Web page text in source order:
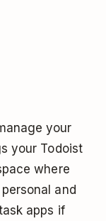
your
your Todoist
where
and
apps if